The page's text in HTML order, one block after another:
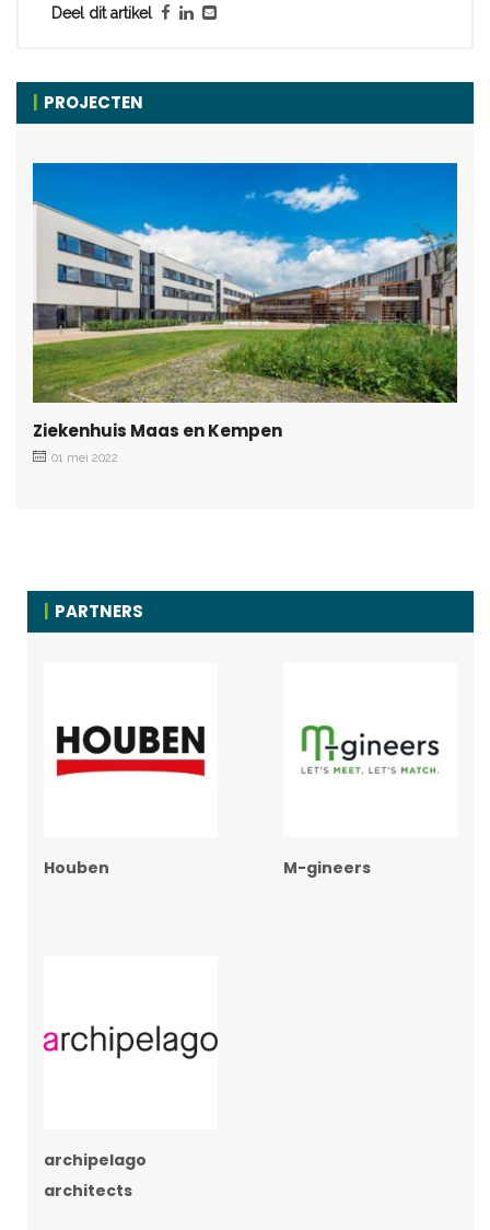
Deel dit artikel
PROJECTEN
Ziekenhuis Maas en Kempen
01 mei 2022
PARTNERS
Houben M-gineers
archipelago
architects